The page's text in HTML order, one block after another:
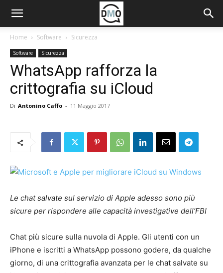
Home Software Sicurezza
Software Sicurezza
WhatsApp rafforza la
crittografia su iCloud
Di Antonino Caffo - 11 Maggio 2017
Le chat salvate sul servizio di Apple adesso sono più
sicure per rispondere alle capacità investigative dell’FBI
Chat più sicure sulla nuvola di Apple. Gli utenti con un
iPhone e iscritti a WhatsApp possono godere, da qualche
giorno, di una crittografia avanzata per le chat salvate su